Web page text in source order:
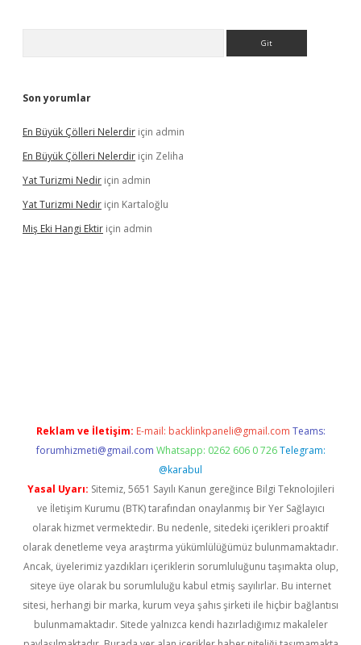
Son yorumlar
En Büyük Çölleri Nelerdir için admin
En Büyük Çölleri Nelerdir için Zeliha
Yat Turizmi Nedir için admin
Yat Turizmi Nedir için Kartaloğlu
Miş Eki Hangi Ektir için admin
Reklam ve İletişim: E-mail: backlinkpaneli@gmail.com Teams:
forumhizmeti@gmail.com Whatsapp: 0262 606 0 726 Telegram:
@karabul
Yasal Uyarı: Sitemiz, 5651 Sayılı Kanun gereğince Bilgi Teknolojileri
ve İletişim Kurumu (BTK) tarafından onaylanmış bir Yer Sağlayıcı
olarak hizmet vermektedir. Bu nedenle, sitedeki içerikleri proaktif
olarak denetleme veya araştırma yükümlülüğümüz bulunmamaktadır.
Ancak, üyelerimiz yazdıkları içeriklerin sorumluluğunu taşımakta olup,
siteye üye olarak bu sorumluluğu kabul etmiş sayılırlar. Bu internet
sitesi, herhangi bir marka, kurum veya şahıs şirketi ile hiçbir bağlantısı
bulunmamaktadır. Sitede yalnızca kendi hazırladığımız makaleler